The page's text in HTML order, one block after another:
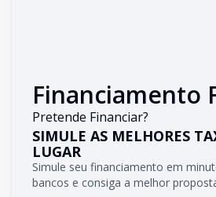
Financiamento
Pretende Financiar?
SIMULE AS MELHORES
LUGAR
Simule seu financiamento em
bancos e consiga a melhor